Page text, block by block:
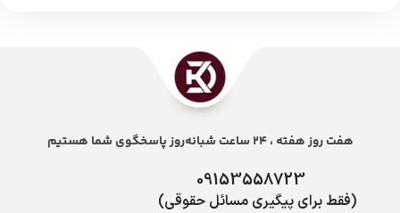
هفت روز هفته ، 24 ساعت شبانه‌روز پاسخگوی شما هستیم
09153558723
(فقط برای پیگیری مسائل حقوقی)